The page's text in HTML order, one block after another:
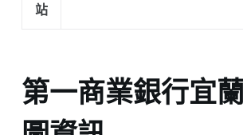
站
第一商業銀行宜